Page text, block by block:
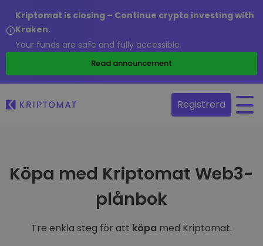
Kriptomat is closing – Continue crypto investing with
Kraken.
Your funds are safe and fully accessible.
Read announcement
Registrera
Köpa med Kriptomat Web3-
plånbok
Tre enkla steg för att köpa med Kriptomat: